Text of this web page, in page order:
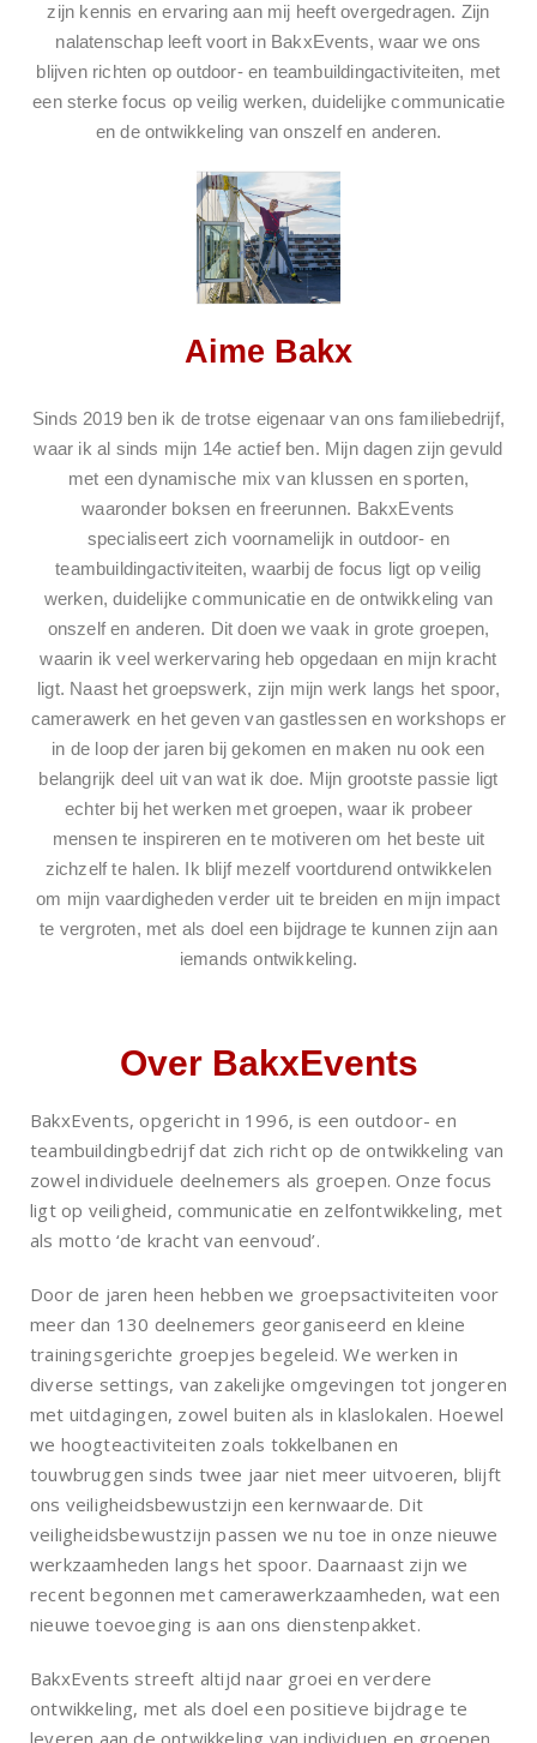
zijn kennis en ervaring aan mij heeft overgedragen. Zijn
nalatenschap leeft voort in BakxEvents, waar we ons
blijven richten op outdoor- en teambuildingactiviteiten, met
een sterke focus op veilig werken, duidelijke communicatie
en de ontwikkeling van onszelf en anderen.
Aime Bakx
Sinds 2019 ben ik de trotse eigenaar van ons familiebedrijf,
waar ik al sinds mijn 14e actief ben. Mijn dagen zijn gevuld
met een dynamische mix van klussen en sporten,
waaronder boksen en freerunnen. BakxEvents
specialiseert zich voornamelijk in outdoor- en
teambuildingactiviteiten, waarbij de focus ligt op veilig
werken, duidelijke communicatie en de ontwikkeling van
onszelf en anderen. Dit doen we vaak in grote groepen,
waarin ik veel werkervaring heb opgedaan en mijn kracht
ligt. Naast het groepswerk, zijn mijn werk langs het spoor,
camerawerk en het geven van gastlessen en workshops er
in de loop der jaren bij gekomen en maken nu ook een
belangrijk deel uit van wat ik doe. Mijn grootste passie ligt
echter bij het werken met groepen, waar ik probeer
mensen te inspireren en te motiveren om het beste uit
zichzelf te halen. Ik blijf mezelf voortdurend ontwikkelen
om mijn vaardigheden verder uit te breiden en mijn impact
te vergroten, met als doel een bijdrage te kunnen zijn aan
iemands ontwikkeling.
Over BakxEvents
BakxEvents, opgericht in 1996, is een outdoor- en
teambuildingbedrijf dat zich richt op de ontwikkeling van
zowel individuele deelnemers als groepen. Onze focus
ligt op veiligheid, communicatie en zelfontwikkeling, met
als motto ‘de kracht van eenvoud’.
Door de jaren heen hebben we groepsactiviteiten voor
meer dan 130 deelnemers georganiseerd en kleine
trainingsgerichte groepjes begeleid. We werken in
diverse settings, van zakelijke omgevingen tot jongeren
met uitdagingen, zowel buiten als in klaslokalen. Hoewel
we hoogteactiviteiten zoals tokkelbanen en
touwbruggen sinds twee jaar niet meer uitvoeren, blijft
ons veiligheidsbewustzijn een kernwaarde. Dit
veiligheidsbewustzijn passen we nu toe in onze nieuwe
werkzaamheden langs het spoor. Daarnaast zijn we
recent begonnen met camerawerkzaamheden, wat een
nieuwe toevoeging is aan ons dienstenpakket.
BakxEvents streeft altijd naar groei en verdere
ontwikkeling, met als doel een positieve bijdrage te
leveren aan de ontwikkeling van individuen en groepen.